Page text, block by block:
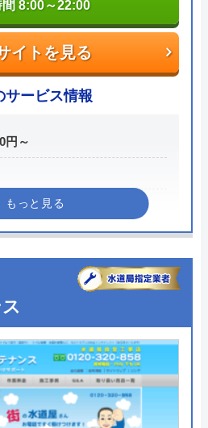
イトを見る
時間 24時間
ンクリーン株式会社
治
（平成14年）
0871
仙台市⻘葉区⼋幡７丁⽬1-30
・福島県の一部地域
のクチコミ on
69件のクチコミ）
イトを見る
間 8:00～22:00
サービス情報
円～
30分
22:00
見積もり無料
クレジットカード
応数240万件以上
詳細は公式HPでご確認ください